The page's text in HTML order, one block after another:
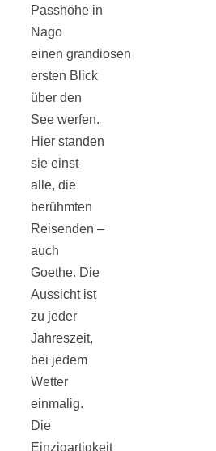
Passhöhe in
Nago
einen grandiosen
ersten Blick
über den
See werfen.
Hier standen
sie einst
alle, die
berühmten
Reisenden –
auch
Goethe. Die
Aussicht ist
zu jeder
Jahreszeit,
bei jedem
Wetter
einmalig.
Die
Einzigartigkeit